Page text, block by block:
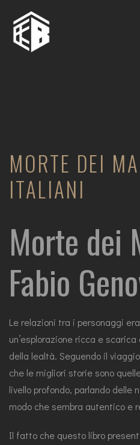
MORTE DEI
ITALIANI
Morte dei
Fabio
Le relazioni tra i personaggi
un’esplorazione ricca e scarica
della lealtà. Seguendo il
che le migliori storie sono
livello profondo, parlando delle
modo che sembra autentico e
Il fatto che questo libro